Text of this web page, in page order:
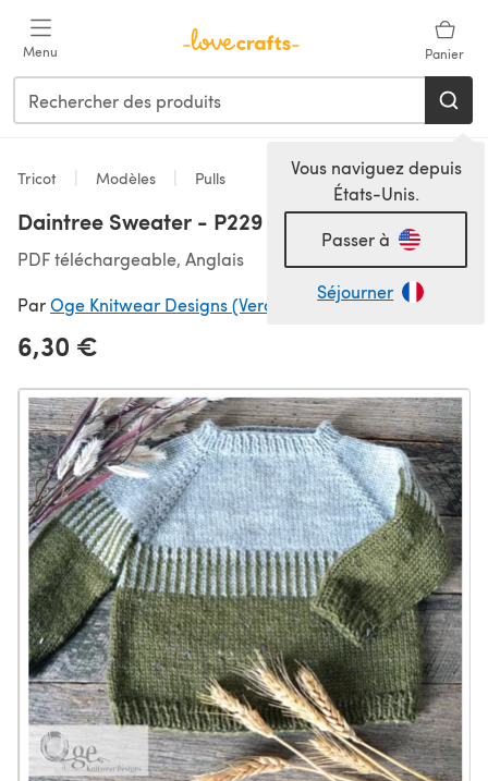
Menu Panier
Vous naviguez depuis
États-Unis.
Passer à
Séjourner
Tricot Modèles Pulls
Daintree Sweater - P229
PDF téléchargeable, Anglais
ParOge Knitwear Designs (Vera Stensrud)
6,30 €